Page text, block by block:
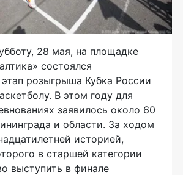
28 мая, на площадке
состоялся
розыгрыша Кубка России
В этом году для
заявилось около 60
и области. За ходом
историей,
в старшей категории
выступить в финале